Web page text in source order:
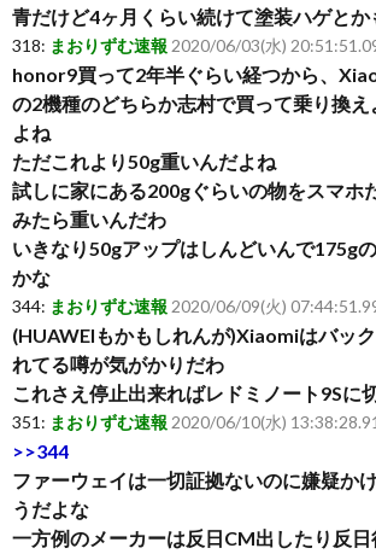
青だけど4ヶ月くらい続けて塗装ハゲとか
318: まおりずむ速報 2020/06/03(水)
honor9買って2年半ぐらい経つから、
の2機種のどちらか志村で買って乗り換
よね
ただこれより50g重いんだよね
試しに家にある200gぐらいの物をスマホ
みたら重いんだわ
いきなり50gアップはしんどいんで175g
かな
344: まおりずむ速報 2020/06/09(火)
(HUAWEIもかもしれんが)Xiaomiはバッ
れてる噂が気がかりだわ
これさえ停止出来ればレドミノート9Sに
351: まおりずむ速報 2020/06/10(水)
>>344
ファーウェイは一切証拠ないのに嫌疑か
うだよな
一方例のメーカーは反日CM出したり反